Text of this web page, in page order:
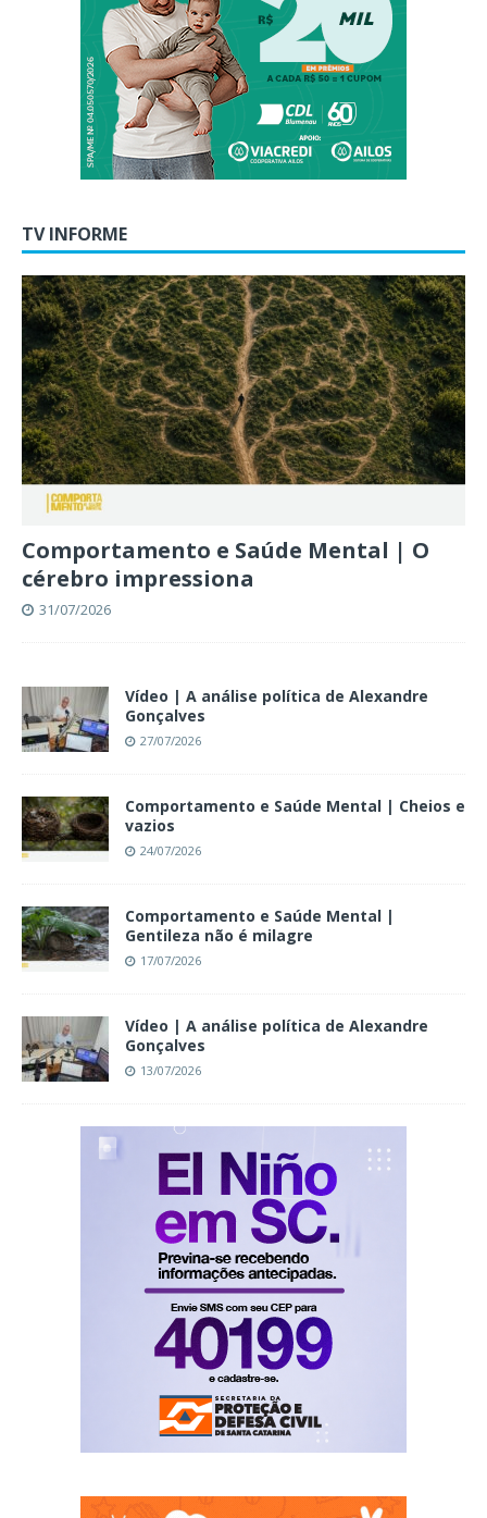
TV INFORME
Comportamento e Saúde Mental | O
cérebro impressiona
31/07/2026
Vídeo | A análise política de Alexandre
Gonçalves
27/07/2026
Comportamento e Saúde Mental | Cheios e
vazios
24/07/2026
Comportamento e Saúde Mental |
Gentileza não é milagre
17/07/2026
Vídeo | A análise política de Alexandre
Gonçalves
13/07/2026